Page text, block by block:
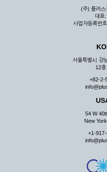
(주) 플러
대표
사업자등록번
서울특별시 강
12
+82-2-
54 W
New
+1-